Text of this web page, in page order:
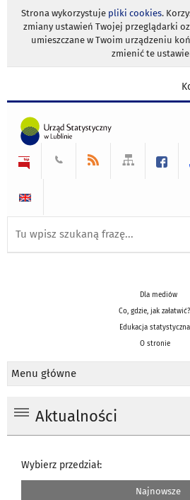
Strona wykorzystuje pliki cookies.
zmiany ustawień Twojej przeglądarki
umieszczane w Twoim urządzeniu
zmienić te
Dla mediów
Co, gdzie, jak załatwić?
Edukacja statystyczna
O stronie
Menu główne
Aktualności
Wybierz przedział:
Najnowsze